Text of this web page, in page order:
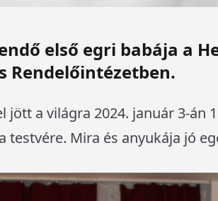
első egri babája a
Rendelőintézetben.
jött a világra 2024. január 3-án
testvére. Mira és anyukája jó